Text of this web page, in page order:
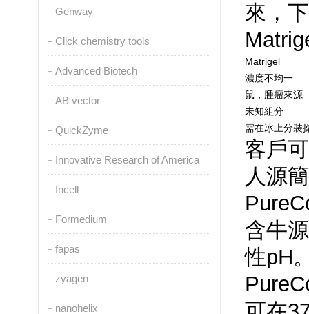
Genway
Click chemistry tools
Advanced Biotech
AB vector
QuickZyme
Innovative Research of America
Incell
Formedium
fapas
zyagen
nanohelix
來
Matrigel
濃度不均一
鼠，腫瘤來源
未知組分
需在冰上分裝
客戶
人源
含牛
性pH